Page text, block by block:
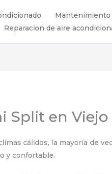
Mantenimiento
Reparacion de aire
Split en
cálidos, la mayoría de
y confortable.